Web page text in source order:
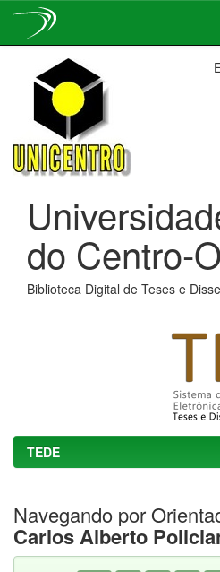
navigation
do Centro-
Biblioteca Digital de Teses e
TEDE
Navegando por
Carlos Alberto